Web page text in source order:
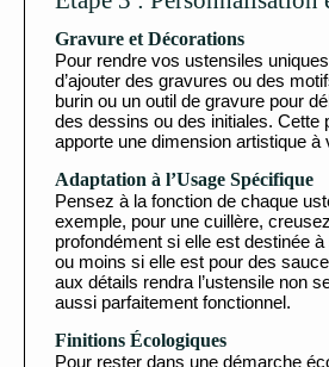
Gravure et Décorations
Pour rendre vos ustensiles
d’ajouter des gravures ou des
burin ou un outil de gravure pour
des dessins ou des initiales. Cette
apporte une dimension artistique à
Adaptation à l’Usage Spécifique
Pensez à la fonction de chaque
exemple, pour une cuillère,
profondément si elle est destinée
ou moins si elle est pour des
aux détails rendra l’ustensile non
aussi parfaitement fonctionnel.
Finitions Écologiques
Pour rester dans une démarche